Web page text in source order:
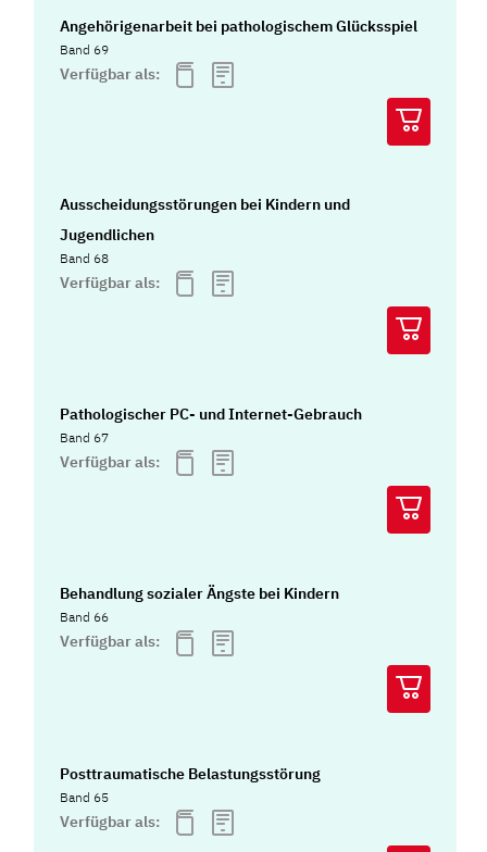
Angehörigenarbeit bei pathologischem Glücksspiel
Band 69
Verfügbar als:
Ausscheidungsstörungen bei Kindern und
Jugendlichen
Band 68
Verfügbar als:
Pathologischer PC- und Internet-Gebrauch
Band 67
Verfügbar als:
Behandlung sozialer Ängste bei Kindern
Band 66
Verfügbar als:
Posttraumatische Belastungsstörung
Band 65
Verfügbar als: